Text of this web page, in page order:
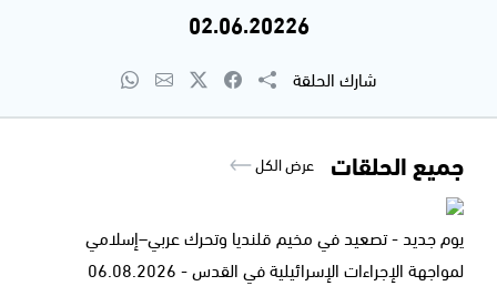
02.06.20226
شارك الحلقة
جميع الحلقات عرض الكل
يوم جديد - تصعيد في مخيم قلنديا وتحرك عربي–إسلامي
لمواجهة الإجراءات الإسرائيلية في القدس - 06.08.2026